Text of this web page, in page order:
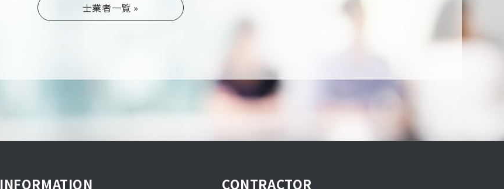
士業者一覧 »
INFORMATION CONTRACTOR